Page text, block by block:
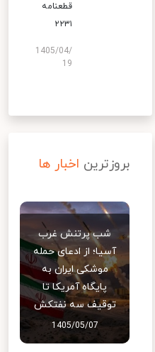
قطعنامه
۲۲۳۱
1405/04/
19
بروزترین اخبار ها
شب پرتنش غرب
آسیا؛ از ادعای حمله
موشکی ایران به
پایگاه آمریکا تا
توقیف سه نفتکش
1405/05/07